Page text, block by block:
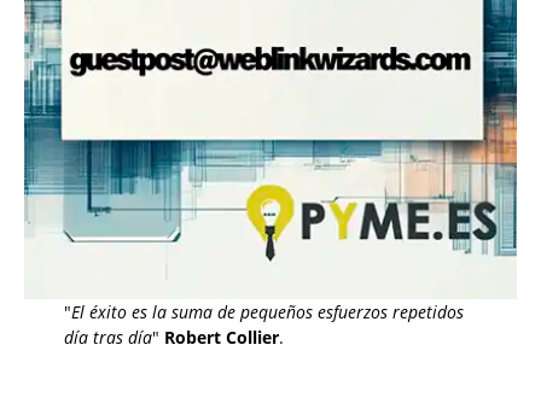
"El éxito es la suma de pequeños esfuerzos repetidos
día tras día" Robert Collier.